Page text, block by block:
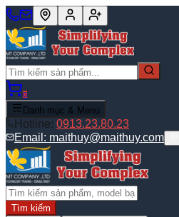
0
Danh mục & Menu
Hotline: 0913.23.80.23
Email: maithuy@maithuy.com
Tìm kiếm